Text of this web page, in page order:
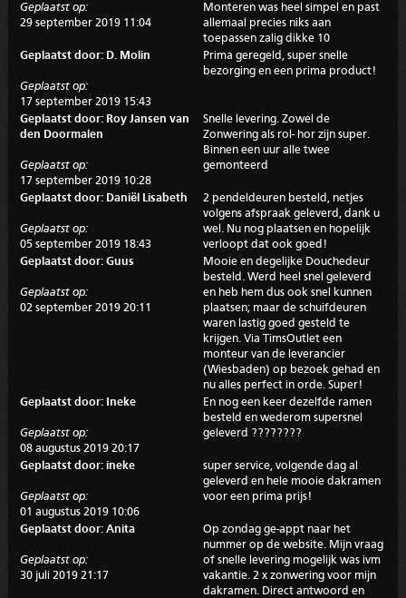
Geplaatst op:
29 september 2019 11:04
Monteren was heel simpel en past
allemaal precies niks aan
toepassen zalig dikke 10
Geplaatst door: D. Molin
Geplaatst op:
17 september 2019 15:43
Prima geregeld, super snelle
bezorging en een prima product!
Geplaatst door: Roy Jansen van
den Doormalen
Geplaatst op:
17 september 2019 10:28
Snelle levering. Zowel de
Zonwering als rol- hor zijn super.
Binnen een uur alle twee
gemonteerd
Geplaatst door: Daniël Lisabeth
Geplaatst op:
05 september 2019 18:43
2 pendeldeuren besteld, netjes
volgens afspraak geleverd, dank u
wel. Nu nog plaatsen en hopelijk
verloopt dat ook goed!
Geplaatst door: Guus
Geplaatst op:
02 september 2019 20:11
Mooie en degelijke Douchedeur
besteld. Werd heel snel geleverd
en heb hem dus ook snel kunnen
plaatsen; maar de schuifdeuren
waren lastig goed gesteld te
krijgen. Via TimsOutlet een
monteur van de leverancier
(Wiesbaden) op bezoek gehad en
nu alles perfect in orde. Super!
Geplaatst door: Ineke
Geplaatst op:
08 augustus 2019 20:17
En nog een keer dezelfde ramen
besteld en wederom supersnel
geleverd ????????
Geplaatst door: ineke
Geplaatst op:
01 augustus 2019 10:06
super service, volgende dag al
geleverd en hele mooie dakramen
voor een prima prijs!
Geplaatst door: Anita
Geplaatst op:
30 juli 2019 21:17
Op zondag ge-appt naar het
nummer op de website. Mijn vraag
of snelle levering mogelijk was ivm
vakantie. 2 x zonwering voor mijn
dakramen. Direct antwoord en